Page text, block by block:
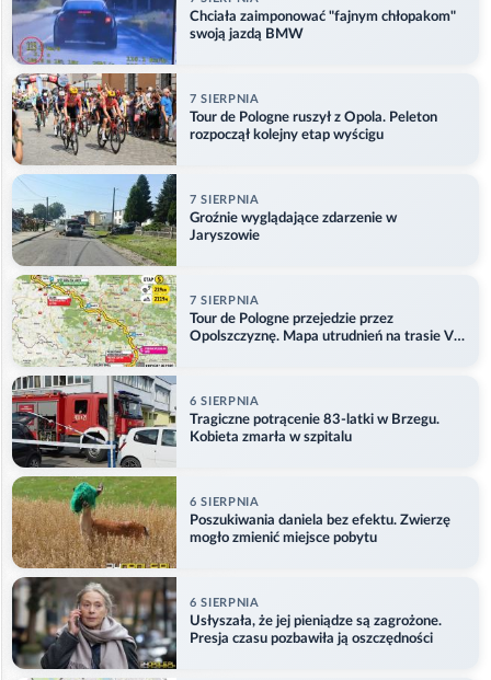
Chciała zaimponować "fajnym chłopakom"
swoją jazdą BMW
7 SIERPNIA
Tour de Pologne ruszył z Opola. Peleton
rozpoczął kolejny etap wyścigu
7 SIERPNIA
Groźnie wyglądające zdarzenie w
Jaryszowie
7 SIERPNIA
Tour de Pologne przejedzie przez
Opolszczyznę. Mapa utrudnień na trasie V
6 SIERPNIA
Tragiczne potrącenie 83-latki w Brzegu.
Kobieta zmarła w szpitalu
6 SIERPNIA
Poszukiwania daniela bez efektu. Zwierzę
mogło zmienić miejsce pobytu
6 SIERPNIA
Usłyszała, że jej pieniądze są zagrożone.
Presja czasu pozbawiła ją oszczędności